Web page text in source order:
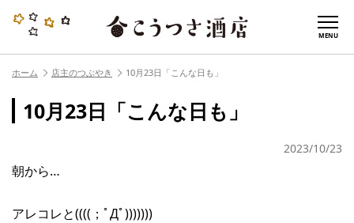
MENU
ホーム 店主のつぶやき 10月23日「こんな日も」
10月23日「こんな日も」
2023/10/23
朝から…
アレコレと((((；ﾟДﾟ)))))))